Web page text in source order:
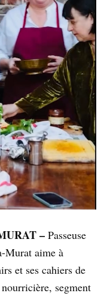
– Passeuse
Murat aime à
et ses cahiers de
segment